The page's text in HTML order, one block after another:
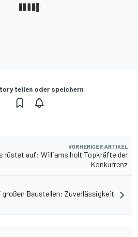
teilen oder speichern
VORHERIGER ARTIKEL
rüstet auf: Williams holt Topkräfte der
Konkurrenz
Baustellen: Zuverlässigkeit